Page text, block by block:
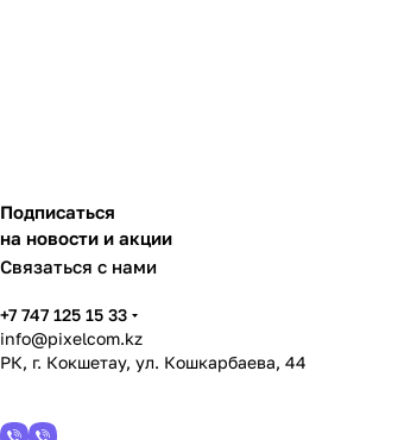
Подписаться
на новости и акции
Связаться с нами
+7 747 125 15 33
info@pixelcom.kz
РК, г. Кокшетау, ул. Кошкарбаева, 44